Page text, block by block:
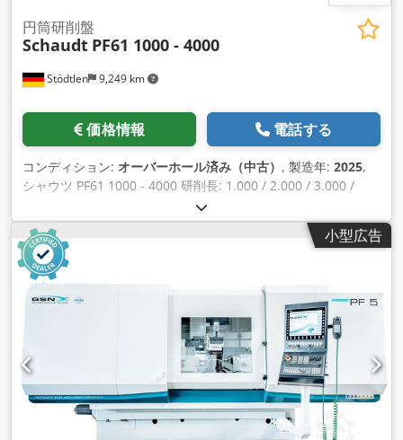
Stödtlen 9,249 km
円筒研削盤
Schaudt PF61 1000 - 4000
価格情報 電話する
コンディション: オーバーホール済み（中古） , 製造年: 2025,
シャウツ PF61 1000 - 4000 研削長: 1.000 / 2.000 / 3.000 /
4.000 mm センター高さ: 260 mm さらに自由に選択可能なオ
プション - Siemens Sinumerik OneまたはFanuc 0iTF-Plus制
御システムを搭載した全く新しい制御盤 - GSNユーザーインタ
ーフェースによる迅速なセットアップ - ダイヤトロニック測定
装置 - B軸は自由に位置決め可能 - 2台目の外付け砥石 - 内面研
削ユニット - センター昇降 - ダイヤモンドフォームロール用ド
レススピンドル - バランシングと研削センサー - テールストッ
ク油圧クランプ/アンクランプ Codpfx Aoiqxt Hjnuorf - 自動シ
ーメンスドアドライブ - 19インチ/22インチスクリーン - リモ
ートメンテナンス - ニードルノズルへの変更 - 適切なクーラン
ト/排気システム - 自動化準備 - その他多数 既存のストックマ
シンのオーバーホールも承ります！ Schaudt / Studer /
Kellenberger / Bahmüller / Voumard / Overbeck / Fortuna /
小型広告